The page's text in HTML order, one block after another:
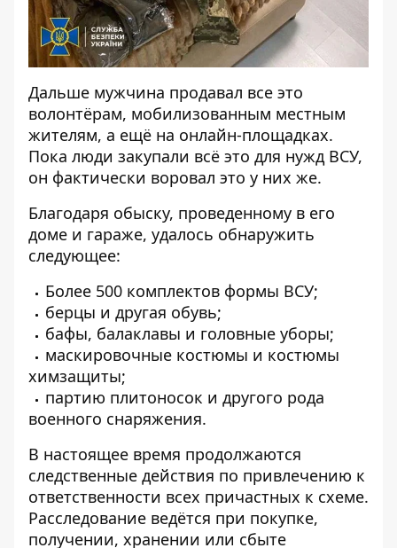
Дальше мужчина продавал все это
волонтёрам, мобилизованным местным
жителям, а ещё на онлайн-площадках.
Пока люди закупали всё это для нужд ВСУ,
он фактически воровал это у них же.
Благодаря обыску, проведенному в его
доме и гараже, удалось обнаружить
следующее:
Более 500 комплектов формы ВСУ;
берцы и другая обувь;
бафы, балаклавы и головные уборы;
маскировочные костюмы и костюмы
химзащиты;
партию плитоносок и другого рода
военного снаряжения.
В настоящее время продолжаются
следственные действия по привлечению к
ответственности всех причастных к схеме.
Расследование ведётся при покупке,
получении, хранении или сбыте